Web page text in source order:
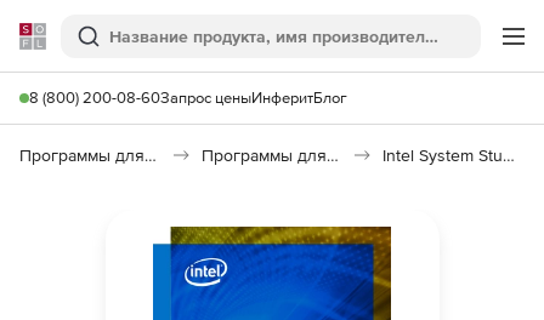
Softline
Поиск
8 (800) 200-08-60Запрос ценыИнферитБлог
Программы для программирования Программы для разработки ПО Intel System Studio 2019